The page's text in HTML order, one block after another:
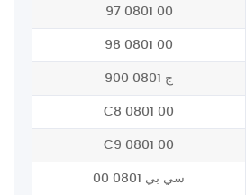
97 0801 00
98 0801 00
9ج 0801 00
C8 0801 00
C9 0801 00
سي بي 0801 00